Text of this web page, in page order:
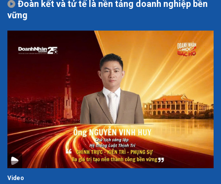
Đoàn kết và tử tế là nền tảng doanh nghiệp bền
vững
Video